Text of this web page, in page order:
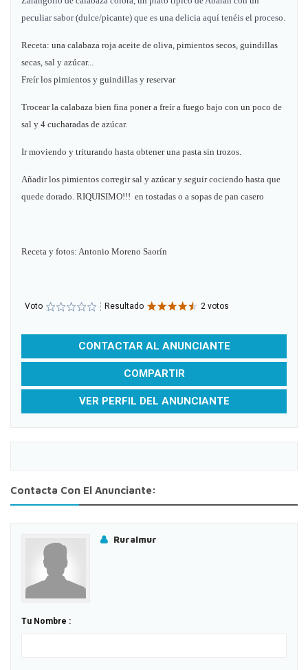
peculiar sabor (dulce/picante) que es una delicia aquí tenéis el proceso.
Receta: una calabaza roja aceite de oliva, pimientos secos, guindillas
secas, sal y azúcar...
Freír los pimientos y guindillas y reservar
Trocear la calabaza bien fina poner a freír a fuego bajo con un poco de
sal y 4 cucharadas de azúcar.
Ir moviendo y triturando hasta obtener una pasta sin trozos.
Añadir los pimientos corregir sal y azúcar y seguir cociendo hasta que
quede dorado. RIQUISIMO!!! en tostadas o a sopas de pan casero
Receta y fotos: Antonio Moreno Saorín
Voto Resultado 2 votos
CONTACTAR AL ANUNCIANTE
COMPARTIR
VER PERFIL DEL ANUNCIANTE
Contacta Con El Anunciante:
Ruralmur
Tu Nombre :